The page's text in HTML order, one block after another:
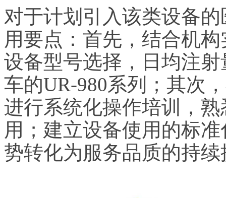
对于计划引入该类设备
用要点：首先，结合机
设备型号选择，日均注
车的UR-980系列；其次
进行系统化操作培训，
用；建立设备使用的标
势转化为服务品质的持续